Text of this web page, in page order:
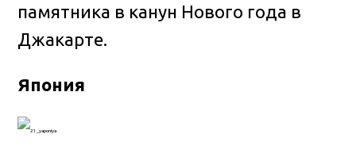
памятника в канун Нового года в
Джакарте.
Япония